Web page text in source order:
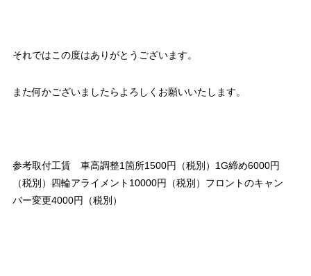
それではこの度はありがとうございます。
また何かございましたらよろしくお願いいたします。
参考取付工賃 車高調整1箇所1500円（税別）1G締め6000円
（税別）四輪アライメント10000円（税別）フロントのキャン
バー変更4000円（税別）